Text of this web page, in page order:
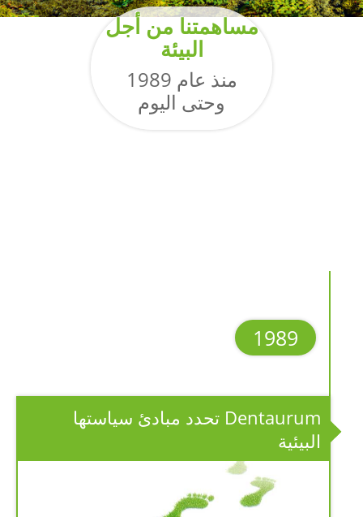
مساهمتنا من أجل
البيئة
منذ عام 1989
وحتى اليوم
1989
Dentaurum تحدد مبادئ سياستها
البيئية